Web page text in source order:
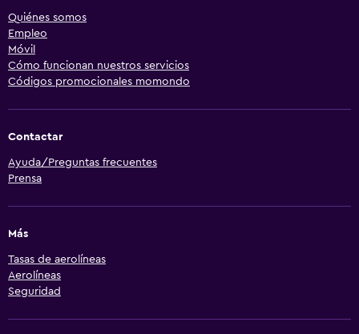
Quiénes somos
Empleo
Móvil
Cómo funcionan nuestros servicios
Códigos promocionales momondo
Contactar
Ayuda/Preguntas frecuentes
Prensa
Más
Tasas de aerolíneas
Aerolíneas
Seguridad